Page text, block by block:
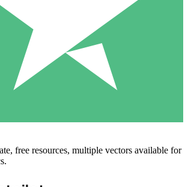
free resources, multiple vectors available for